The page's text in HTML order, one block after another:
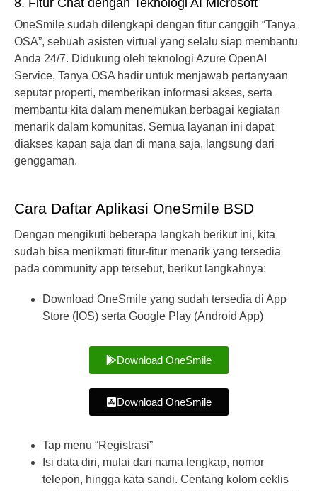
8. Fitur Chat dengan Teknologi AI Microsoft
OneSmile sudah dilengkapi dengan fitur canggih “Tanya
OSA”, sebuah asisten virtual yang selalu siap membantu
Anda 24/7. Didukung oleh teknologi Azure OpenAI
Service, Tanya OSA hadir untuk menjawab pertanyaan
seputar properti, memberikan informasi akses, serta
membantu kita dalam menemukan berbagai kegiatan
menarik dalam komunitas. Semua layanan ini dapat
diakses kapan saja dan di mana saja, langsung dari
genggaman.
Cara Daftar Aplikasi OneSmile BSD
Dengan mengikuti beberapa langkah berikut ini, kita
sudah bisa menikmati fitur-fitur menarik yang tersedia
pada community app tersebut, berikut langkahnya:
Download OneSmile yang sudah tersedia di App
Store (IOS) serta Google Play (Android App)
Download OneSmile
Download OneSmile
Tap menu “Registrasi”
Isi data diri, mulai dari nama lengkap, nomor
telepon, hingga kata sandi. Centang kolom ceklis